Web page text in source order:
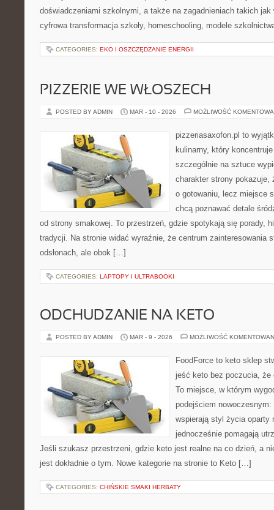
doświadczeniami szkolnymi, a także na zagadnieniach takich jak
cyfrowa transformacja szkoły, homeschooling, modele
CATEGORIES: EKO I OSZCZĘDZANIE ENERGII
PIZZERIE WE WŁOSZECH
POSTED BY ADMIN MAR - 10 - 2026 MOŻLIWOŚĆ
pizzeriasaxofon.pl to
kulinarny, który
szczególnie na sztuce
charakter strony pokazuje,
o gotowaniu, lecz miejsce
chcą poznawać detale
od strony smakowej. To przestrzeń, gdzie spotykają się porady,
tradycji. Na stronie widać wyraźnie, że centrum zainteresowania
odsłonach, ale obok […]
CATEGORIES: LAPTOPY I ULTRABOOKI
ODCHUDZANIE NA KETO
POSTED BY ADMIN MAR - 9 - 2026 MOŻLIWOŚĆ
FoodForce to keto sklep
jeść keto bez poczucia,
To miejsce, w którym
podejściem
wspierają styl życia oparty
jednocześnie pomagają
Jeśli szukasz przestrzeni, gdzie keto jest realne na co dzień, a
jest dokładnie o tym. Nowe kategorie na stronie to Keto […]
CATEGORIES: CHIŃSKIE SMAKI HERBATY